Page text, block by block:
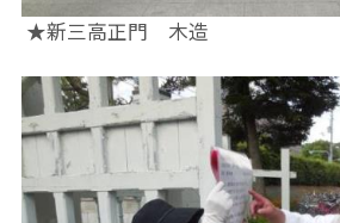
★新三高正門 木造